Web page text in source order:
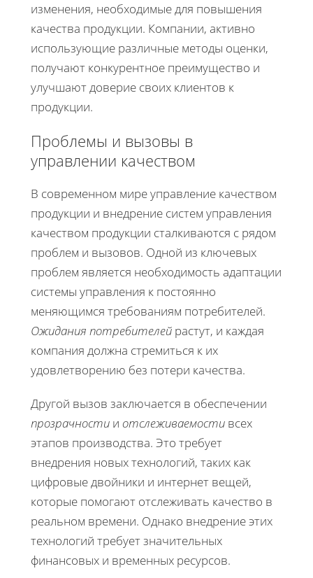
изменения, необходимые для повышения
качества продукции. Компании, активно
использующие различные методы оценки,
получают конкурентное преимущество и
улучшают доверие своих клиентов к
продукции.
Проблемы и вызовы в
управлении качеством
В современном мире управление качеством
продукции и внедрение систем управления
качеством продукции сталкиваются с рядом
проблем и вызовов. Одной из ключевых
проблем является необходимость адаптации
системы управления к постоянно
меняющимся требованиям потребителей.
Ожидания потребителей растут, и каждая
компания должна стремиться к их
удовлетворению без потери качества.
Другой вызов заключается в обеспечении
прозрачности и отслеживаемости всех
этапов производства. Это требует
внедрения новых технологий, таких как
цифровые двойники и интернет вещей,
которые помогают отслеживать качество в
реальном времени. Однако внедрение этих
технологий требует значительных
финансовых и временных ресурсов.